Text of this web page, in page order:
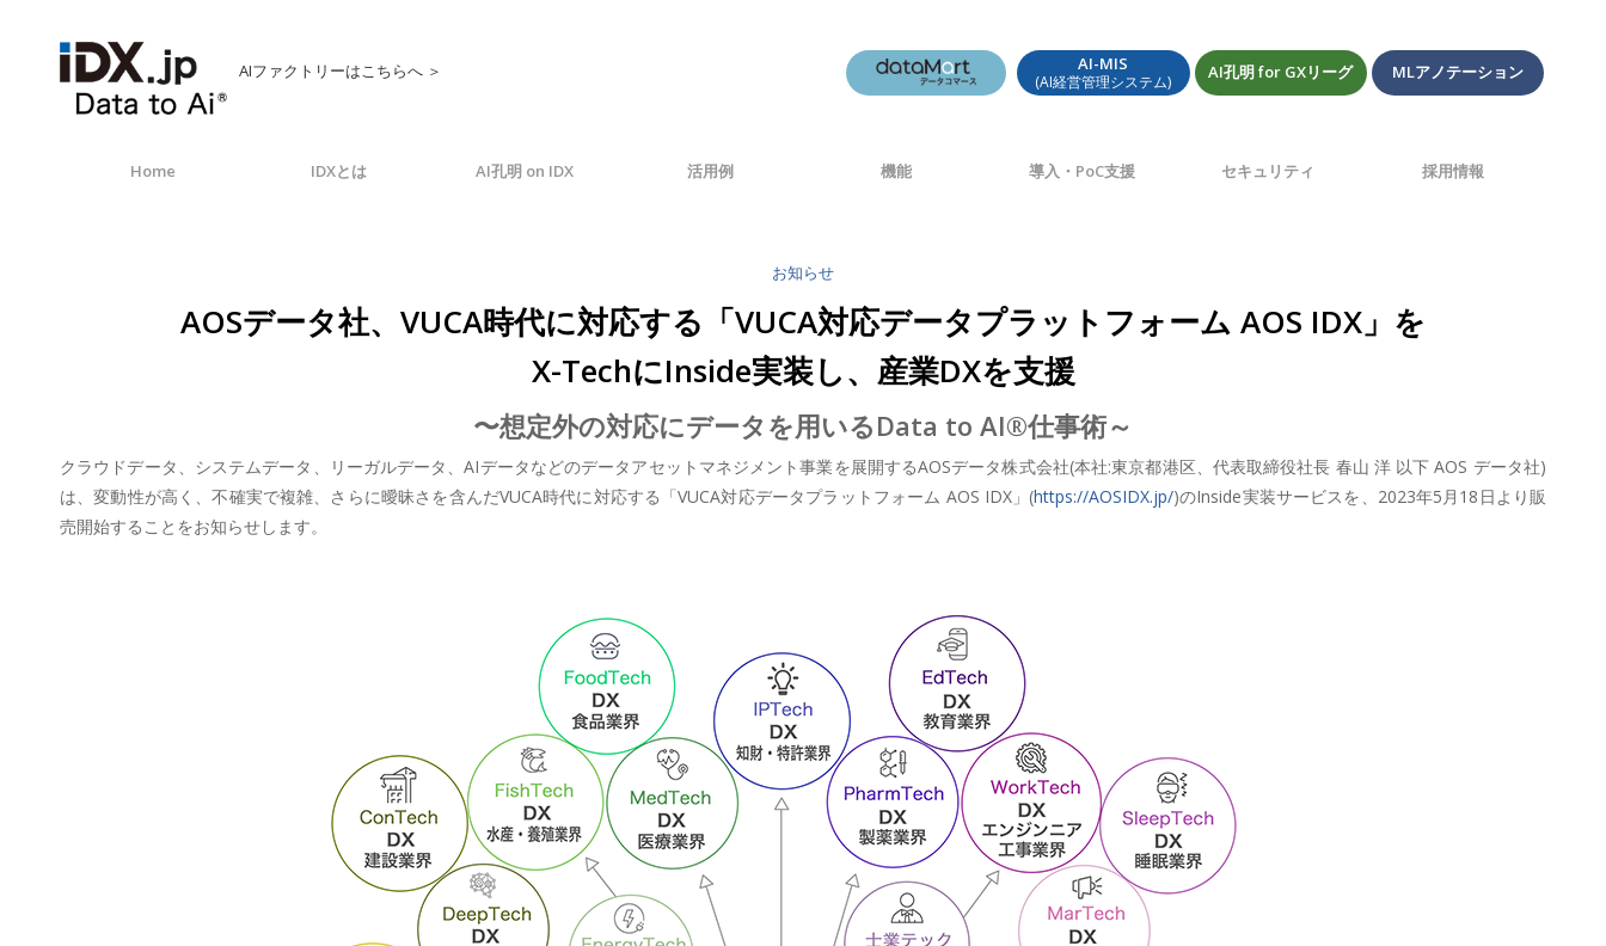
AIファクトリーはこちらへ ＞ AI-MIS
(AI経営管理システム) AI孔明 for GXリーグ MLアノテーション
Home IDXとは AI孔明 on IDX 活用例 機能 導入・PoC支援 セキュリティ 採用情報
お知らせ
AOSデータ社、VUCA時代に対応する「VUCA対応データプラットフォーム AOS IDX」を
X-TechにInside実装し、産業DXを支援
〜想定外の対応にデータを用いるData to AI®仕事術～
クラウドデータ、システムデータ、リーガルデータ、AIデータなどのデータアセットマネジメント事業を展開するAOSデータ株式会社(本社:東京都港区、代表取締役社長 春山 洋 以下 AOS データ社)
は、変動性が高く、不確実で複雑、さらに曖昧さを含んだVUCA時代に対応する「VUCA対応データプラットフォーム AOS IDX」(https://AOSIDX.jp/)のInside実装サービスを、2023年5月18日より販
売開始することをお知らせします。